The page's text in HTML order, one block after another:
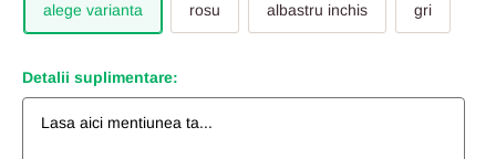
alege varianta rosu albastru inchis gri
Detalii suplimentare: